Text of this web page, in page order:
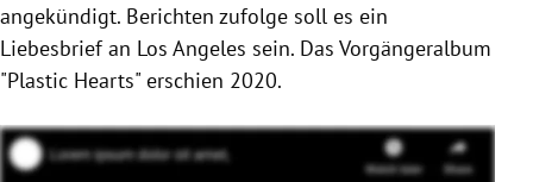
angekündigt. Berichten zufolge soll es ein
Liebesbrief an Los Angeles sein. Das Vorgängeralbum
"Plastic Hearts" erschien 2020.